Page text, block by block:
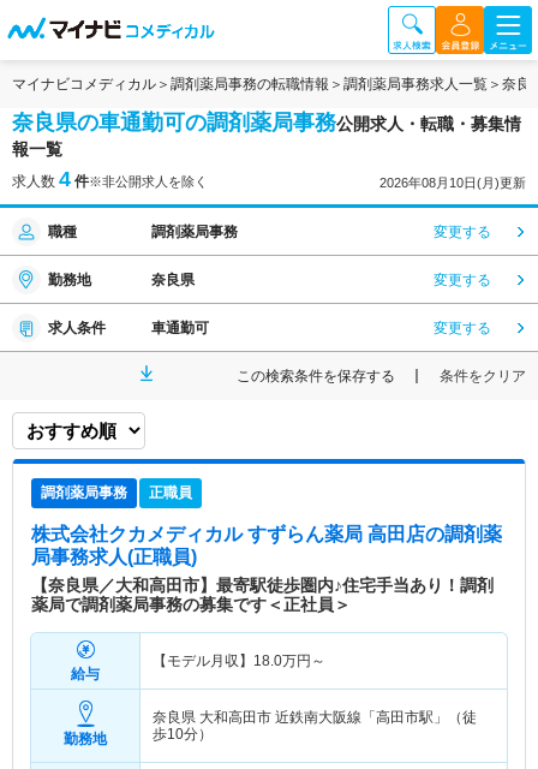
マイナビコメディカル 調剤薬局事務の転職情報 調剤薬局事務求人一覧 奈良
奈良県の車通勤可の調剤薬局事務公開求人・転職・募集情
報一覧
求人数 4 件※非公開求人を除く 2026年08月10日(月)更新
職種 調剤薬局事務 変更する
勤務地 奈良県 変更する
求人条件 車通勤可 変更する
この検索条件を保存する 条件をクリア
調剤薬局事務 正職員
株式会社クカメディカル すずらん薬局 高田店の調剤薬
局事務求人(正職員)
【奈良県／大和高田市】最寄駅徒歩圏内♪住宅手当あり！調剤
薬局で調剤薬局事務の募集です＜正社員＞
給与
【モデル月収】 18.0万円～
勤務地
奈良県 大和高田市 近鉄南大阪線「高田市駅」（徒
歩10分）